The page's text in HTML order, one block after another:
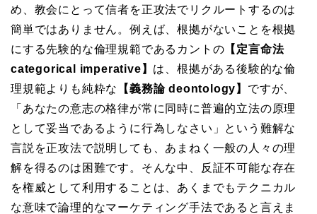
め、教会にとって信者を正攻法でリクルートするのは
簡単ではありません。例えば、根拠がないことを根拠
にする先験的な倫理規範である カントの 【定言命法
categorical imperative】 は、根拠がある後験的な倫
理規範よりも純粋な
【義務論 deontology】 ですが
「あなたの意志の格律が常に同時に普遍的立法の原理
として妥当であるように行為しなさい」という難解な
言説を正攻法で説明しても、 あまねく 一般の人々の理
解を得るのは困難です。 そんな中、反証不可能な存在
を権威として利用することは、あくまでもテクニカル
な意味で論理的なマーケティング手法であると言えま